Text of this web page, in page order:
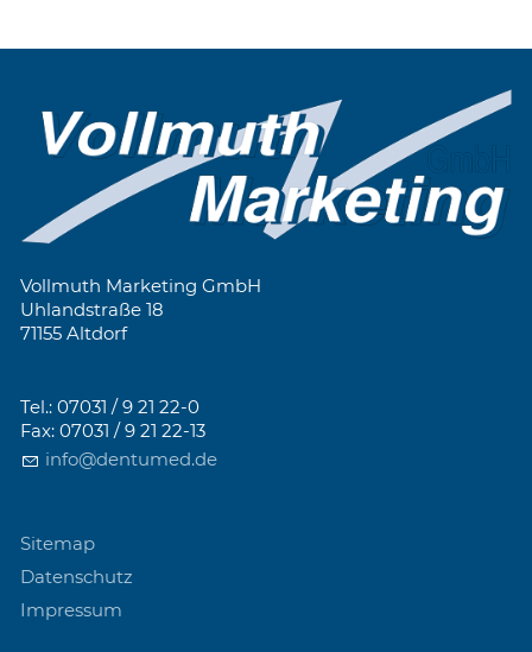
Vollmuth Marketing GmbH
Uhlandstraße 18
71155 Altdorf
Tel.: 07031 / 9 21 22-0
Fax: 07031 / 9 21 22-13
info@dentumed.de
Sitemap
Datenschutz
Impressum